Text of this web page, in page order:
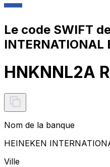
Le code SWIFT
INTERNATIONAL
HNKNNL2A
Nom de la banque
HEINEKEN
Ville